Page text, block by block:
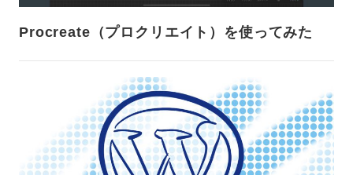
Procreate（プロクリエイト）を使ってみた